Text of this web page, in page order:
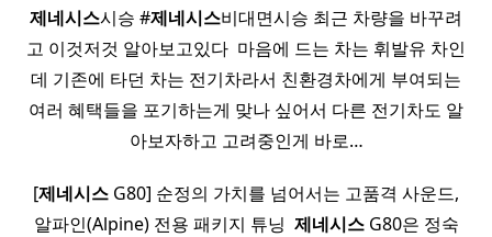
제네시스시승 #제네시스비대면시승 최근 차량을 바꾸려
고 이것저것 알아보고있다 ​ 마음에 드는 차는 휘발유 차인
데 기존에 타던 차는 전기차라서 친환경차에게 부여되는
여러 혜택들을 포기하는게 맞나 싶어서 다른 전기차도 알
아보자하고 고려중인게 바로…
[제네시스 G80] 순정의 가치를 넘어서는 고품격 사운드,
알파인(Alpine) 전용 패키지 튜닝 ​ 제네시스G80은 정숙